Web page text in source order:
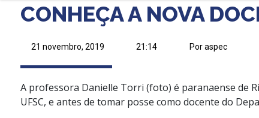
CONHEÇA A NOVA
21 novembro, 2019 21:14 Por aspec
A professora Danielle Torri (foto) é paranaense de
UFSC, e antes de tomar posse como docente do